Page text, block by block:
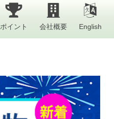
ポイント 会社概要 English